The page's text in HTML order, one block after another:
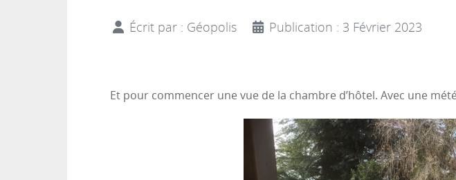
Écrit par : Géopolis Publication : 3 Février 2023
Et pour commencer une vue de la chambre d’hôtel. Avec une